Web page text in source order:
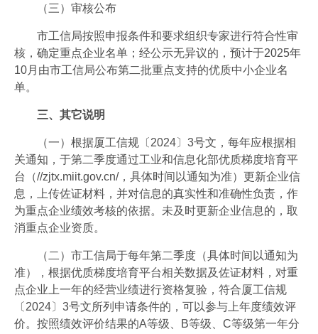
（三）审核公布
市工信局按照申报条件和要求组织专家进行符合性审
核，确定重点企业名单；经公示无异议的，预计于2025年
10月由市工信局公布第二批重点支持的优质中小企业名
单。
三、其它说明
（一）根据厦工信规〔2024〕3号文，每年应根据相
关通知，于第二季度通过工业和信息化部优质梯度培育平
台（//zjtx.miit.gov.cn/，具体时间以通知为准）更新企业信
息，上传佐证材料，并对信息的真实性和准确性负责，作
为重点企业绩效考核的依据。未及时更新企业信息的，取
消重点企业资质。
（二）市工信局于每年第二季度（具体时间以通知为
准），根据优质梯度培育平台相关数据及佐证材料，对重
点企业上一年的经营业绩进行资格复验，符合厦工信规
〔2024〕3号文所列申请条件的，可以参与上年度绩效评
价。按照绩效评价结果的A等级、B等级、C等级第一年分